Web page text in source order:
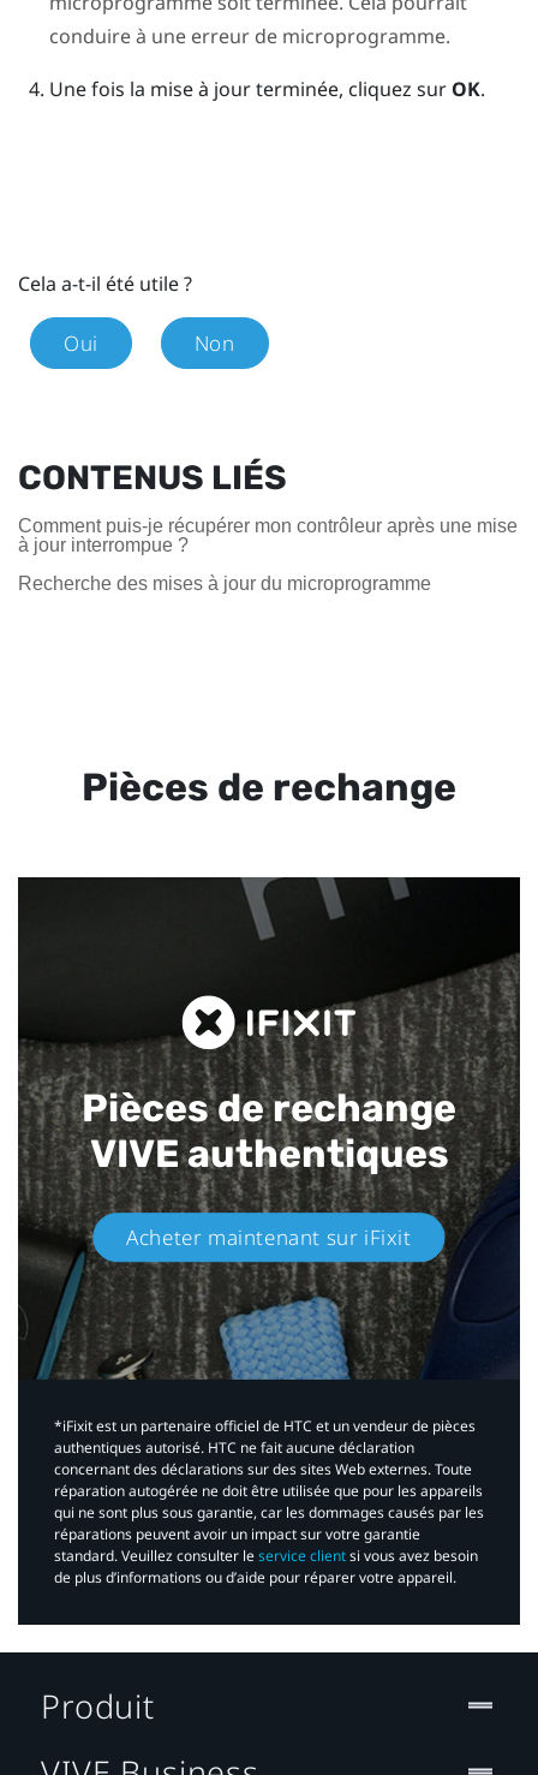
conduire à une erreur de microprogramme.
Une fois la mise à jour terminée, cliquez sur OK.
Cela a-t-il été utile ?
Oui Non
CONTENUS LIÉS
Comment puis-je récupérer mon contrôleur après une mise
à jour interrompue ?
Recherche des mises à jour du microprogramme
Pièces de rechange
Pièces de rechange
VIVE authentiques​
Acheter maintenant sur iFixit​
*iFixit est un partenaire officiel de HTC et un vendeur de pièces
authentiques autorisé. HTC ne fait aucune déclaration
concernant des déclarations sur des sites Web externes. Toute
réparation autogérée ne doit être utilisée que pour les appareils
qui ne sont plus sous garantie, car les dommages causés par les
réparations peuvent avoir un impact sur votre garantie
standard. Veuillez consulter leservice clientsi vous avez besoin
de plus d’informations ou d’aide pour réparer votre appareil.​
Produit